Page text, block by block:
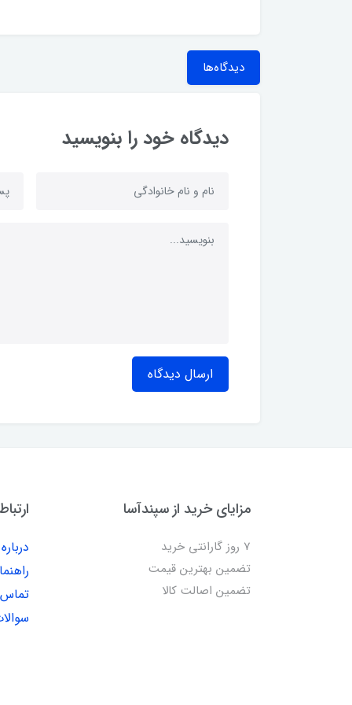
دیدگاه‌ها
دیدگاه خود را بنویسید
ارسال دیدگاه
مزایای خرید از سپندآسا
7 روز گارانتی خرید
تضمین بهترین قیمت
تضمین اصالت کالا
راهنما
تماس